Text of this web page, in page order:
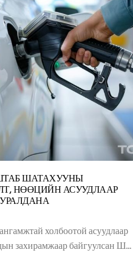
ШАТАХУУНЫ
НӨӨЦИЙН АСУУДЛААР
холбоотой асуудлаар
захирамжаар байгуулсан Ш...